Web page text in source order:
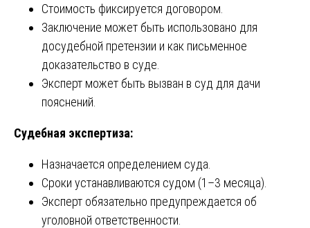
Стоимость фиксируется договором.
Заключение может быть использовано для
досудебной претензии и как письменное
доказательство в суде.
Эксперт может быть вызван в суд для дачи
пояснений.
Судебная экспертиза:
Назначается определением суда.
Сроки устанавливаются судом (1–3 месяца).
Эксперт обязательно предупреждается об
уголовной ответственности.